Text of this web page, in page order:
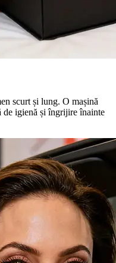
scurt și lung. O mașină
de igienă și îngrijire înainte